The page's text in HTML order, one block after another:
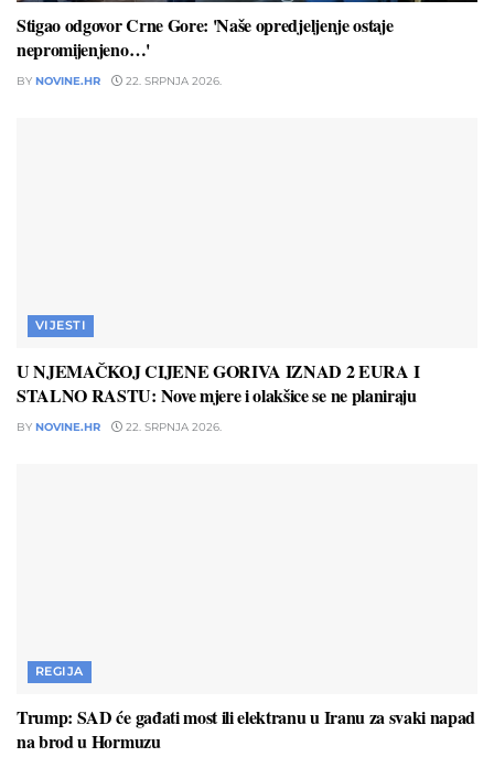
Stigao odgovor Crne Gore: 'Naše opredjeljenje ostaje
nepromijenjeno…'
BY NOVINE.HR 22. SRPNJA 2026.
VIJESTI
U NJEMAČKOJ CIJENE GORIVA IZNAD 2 EURA I
STALNO RASTU: Nove mjere i olakšice se ne planiraju
BY NOVINE.HR 22. SRPNJA 2026.
REGIJA
Trump: SAD će gađati most ili elektranu u Iranu za svaki napad
na brod u Hormuzu